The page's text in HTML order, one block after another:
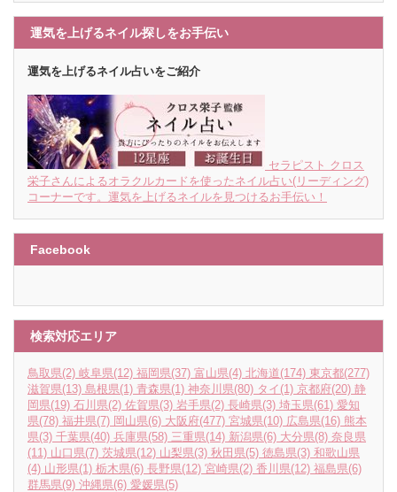
運気を上げるネイル探しをお手伝い
運気を上げるネイル占いをご紹介
セラピスト クロス
栄子さんによるオラクルカードを使ったネイル占い(リーディング)
コーナーです。運気を上げるネイルを見つけるお手伝い！
Facebook
検索対応エリア
鳥取県(2) 岐阜県(12) 福岡県(37) 富山県(4) 北海道(174) 東京都(277)
滋賀県(13) 島根県(1) 青森県(1) 神奈川県(80) タイ (1) 京都府(20) 静
岡県(19) 石川県(2) 佐賀県(3) 岩手県(2) 長崎県(3) 埼玉県(61) 愛知
県(78) 福井県(7) 岡山県(6) 大阪府(477) 宮城県(10) 広島県(16) 熊本
県(3) 千葉県(40) 兵庫県(58) 三重県(14) 新潟県(6) 大分県(8) 奈良県
(11) 山口県(7) 茨城県(12) 山梨県(3) 秋田県(5) 徳島県(3) 和歌山県
(4) 山形県(1) 栃木県(6) 長野県(12) 宮崎県(2) 香川県(12) 福島県(6)
群馬県(9) 沖縄県(6) 愛媛県(5)